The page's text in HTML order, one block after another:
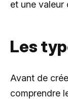
et une valeur
Les
Avant de
comprendre